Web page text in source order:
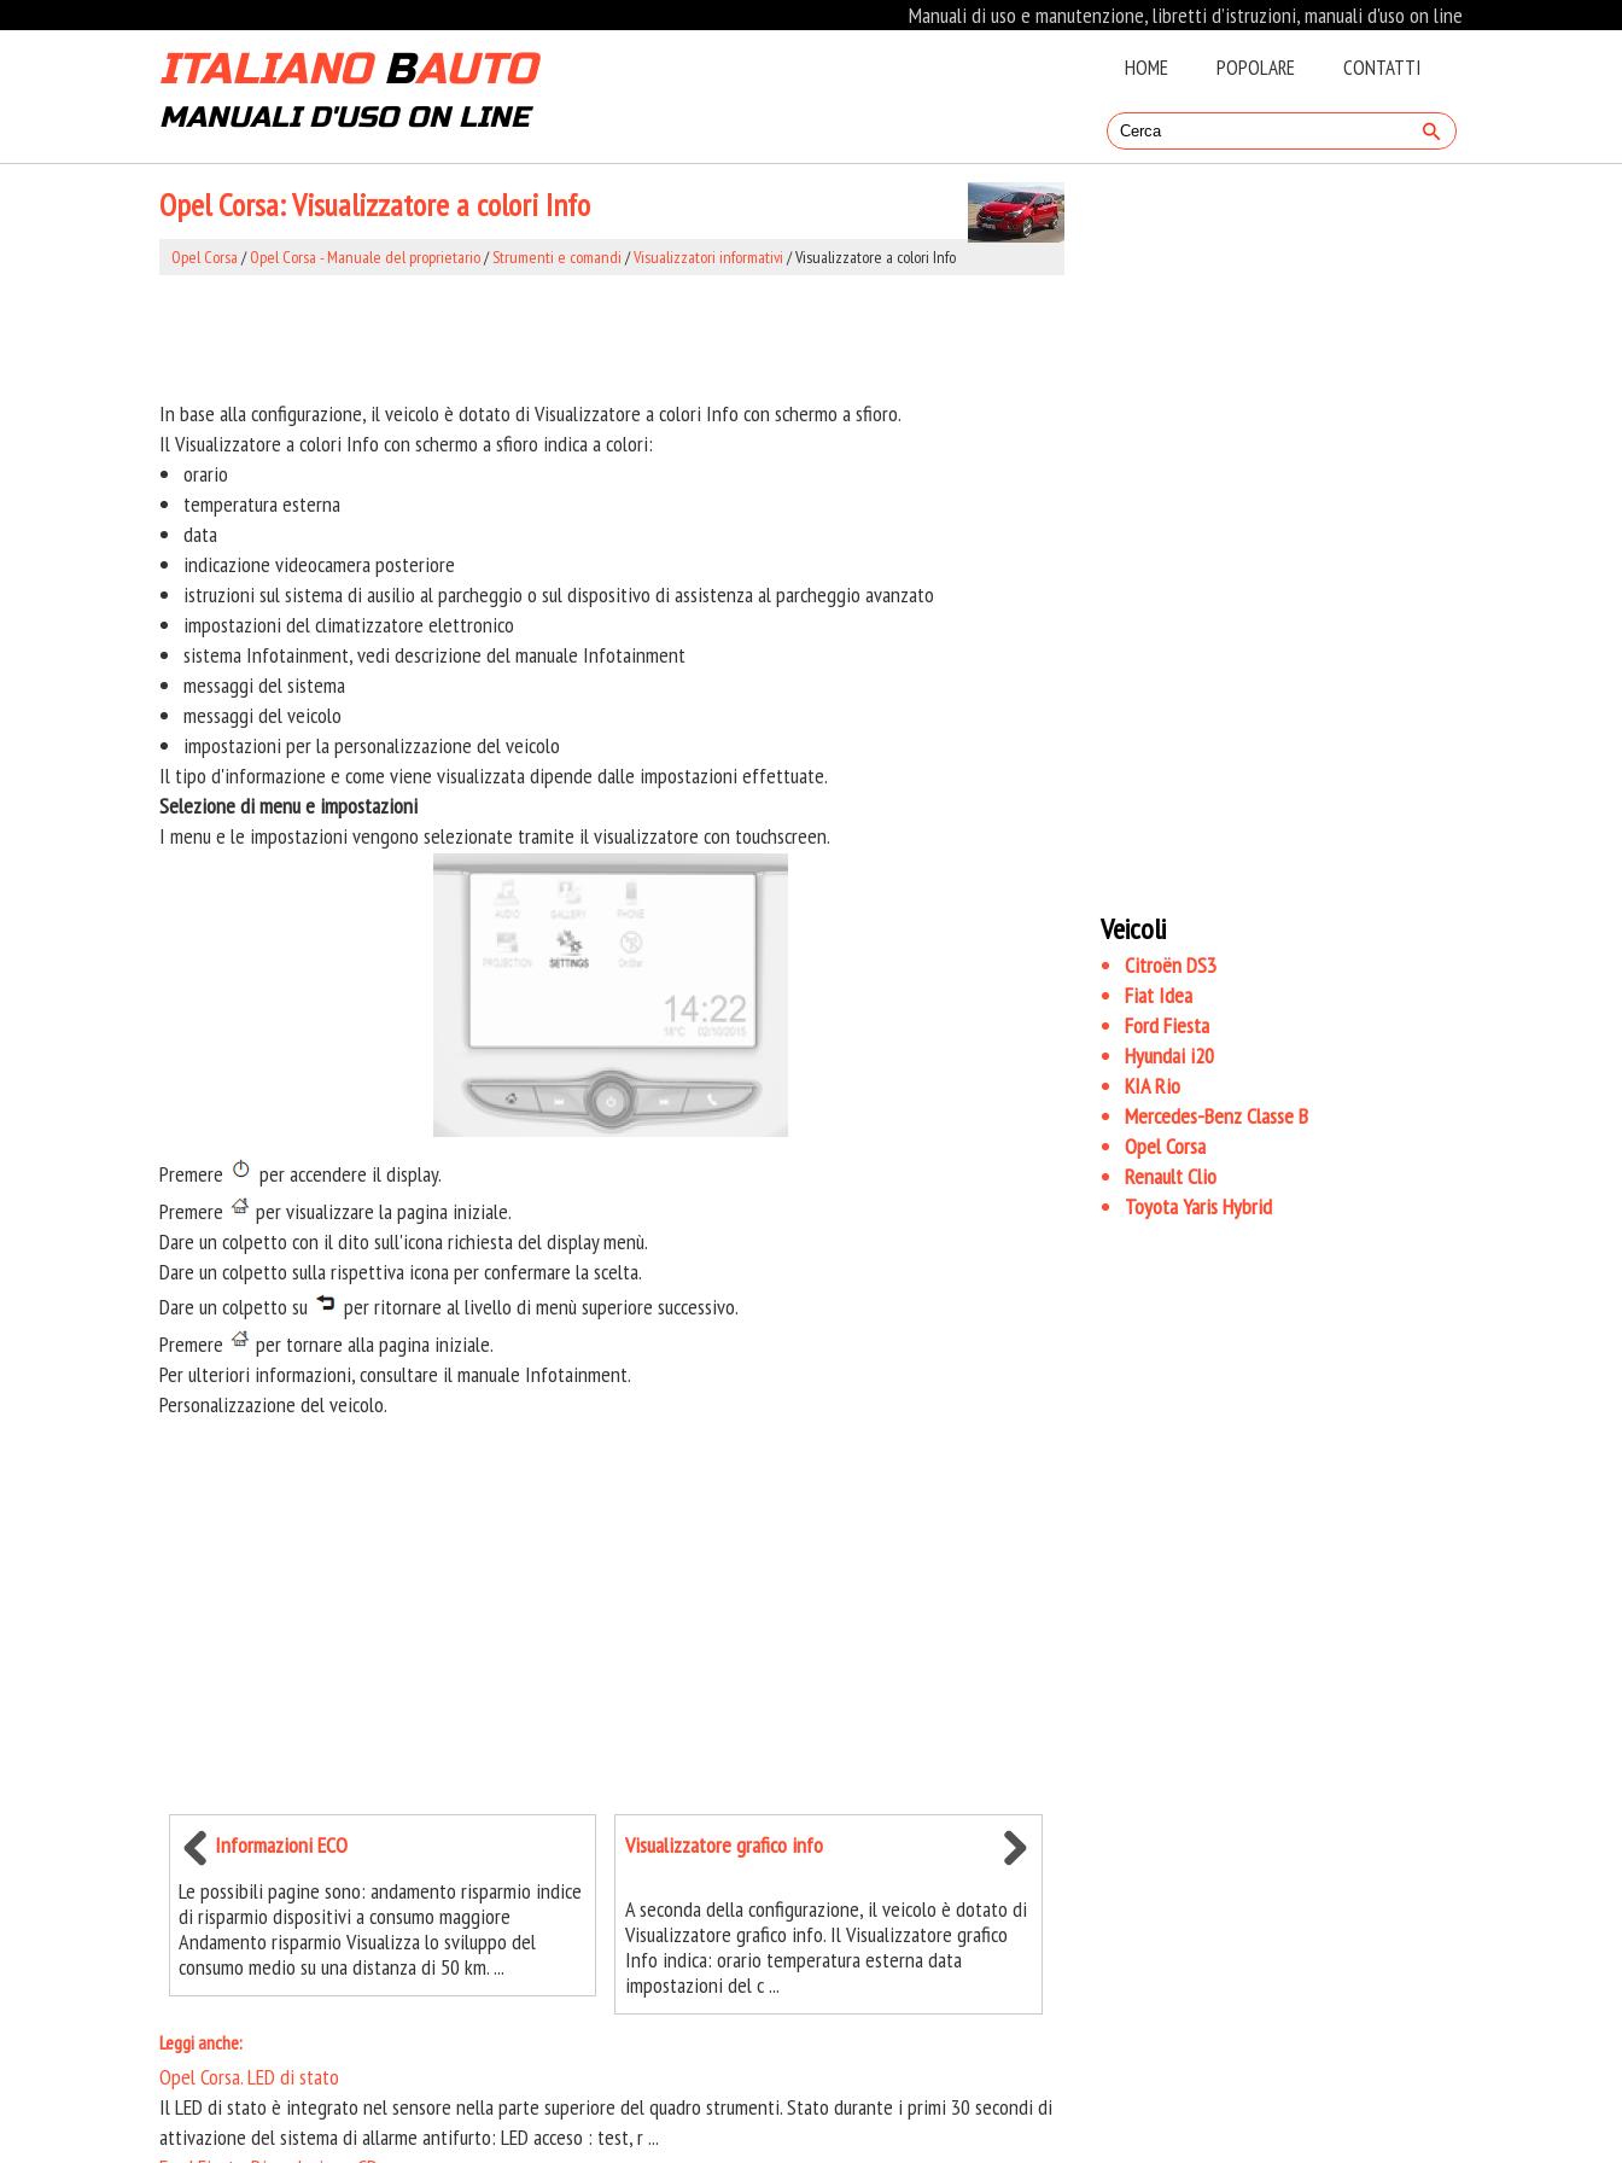
Manuali di uso e manutenzione, libretti d’istruzioni, manuali d'uso on line
ITALIANO BAUTO
MANUALI D'USO ON LINE
HOME POPOLARE CONTATTI
Opel Corsa: Visualizzatore a colori Info
Opel Corsa /Opel Corsa - Manuale del proprietario/Strumenti e comandi /Visualizzatori informativi / Visualizzatore a colori Info
In base alla configurazione, il veicolo è dotato di Visualizzatore a colori Info con schermo a sfioro.
Il Visualizzatore a colori Info con schermo a sfioro indica a colori:
orario
temperatura esterna
data
indicazione videocamera posteriore
istruzioni sul sistema di ausilio al parcheggio o sul dispositivo di assistenza al parcheggio avanzato
impostazioni del climatizzatore elettronico
sistema Infotainment, vedi descrizione del manuale Infotainment
messaggi del sistema
messaggi del veicolo
impostazioni per la personalizzazione del veicolo
Il tipo d'informazione e come viene visualizzata dipende dalle impostazioni effettuate.
Selezione di menu e impostazioni
I menu e le impostazioni vengono selezionate tramite il visualizzatore con touchscreen.
Premere
per accendere il display.
Premere
per visualizzare la pagina iniziale.
Dare un colpetto con il dito sull'icona richiesta del display menù.
Dare un colpetto sulla rispettiva icona per confermare la scelta.
Dare un colpetto su
per ritornare al livello di menù superiore successivo.
Premere
per tornare alla pagina iniziale.
Per ulteriori informazioni, consultare il manuale Infotainment.
Personalizzazione del veicolo.
Informazioni ECO
Le possibili pagine sono: andamento risparmio indice
di risparmio dispositivi a consumo maggiore
Andamento risparmio Visualizza lo sviluppo del
consumo medio su una distanza di 50 km. ...
Visualizzatore grafico info
A seconda della configurazione, il veicolo è dotato di
Visualizzatore grafico info. Il Visualizzatore grafico
Info indica: orario temperatura esterna data
impostazioni del c ...
Leggi anche:
Opel Corsa. LED di stato
Il LED di stato è integrato nel sensore nella parte superiore del quadro strumenti. Stato durante i primi 30 secondi di
attivazione del sistema di allarme antifurto: LED acceso : test, r ...
Veicoli
Citroën DS3
Fiat Idea
Ford Fiesta
Hyundai i20
KIA Rio
Mercedes-Benz Classe B
Opel Corsa
Renault Clio
Toyota Yaris Hybrid